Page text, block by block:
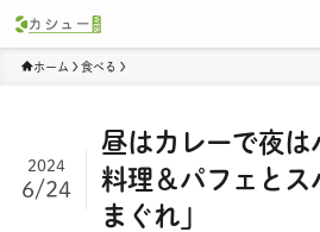
ホーム 食べる
昼はカレーで夜は
料理＆パフェとス
まぐれ」
2024
6/24